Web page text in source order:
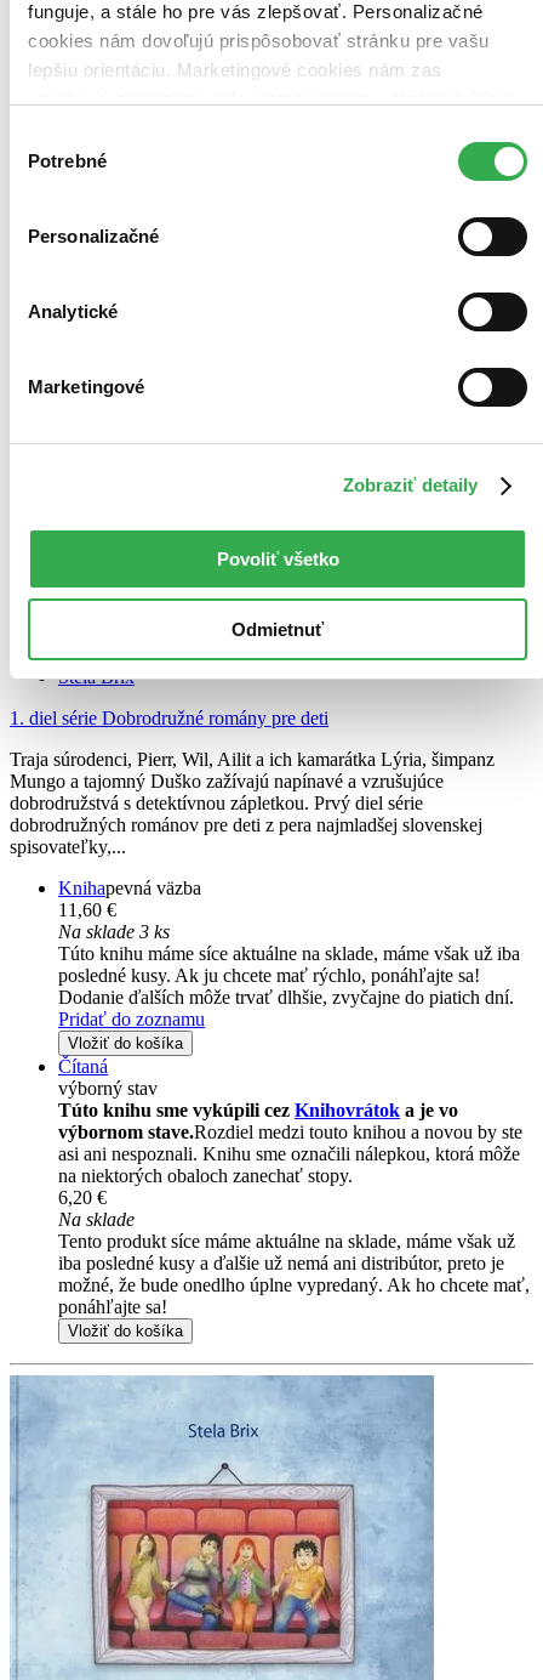
funguje, a stále ho pre vás zlepšovať. Personalizačné
cookies nám dovoľujú prispôsobovať stránku pre vašu
lepšiu orientáciu. Marketingové cookies nám zas
keby sme mohli používať všetky tieto cookies. Ďakujeme!
súhlasu
Potrebné
Personalizačné
Analytické
Marketingové
Zobraziť detaily
Povoliť všetko
Odmietnuť
ponáhľajte sa!
Vložiť do košíka
Stela Brix
1. diel série Dobrodružné romány pre deti
Traja súrodenci, Pierr, Wil, Ailit a ich kamarátka Lýria, šimpanz
Mungo a tajomný Duško zažívajú napínavé a vzrušujúce
dobrodružstvá s detektívnou zápletkou. Prvý diel série
dobrodružných románov pre deti z pera najmladšej slovenskej
spisovateľky,...
Knihapevná väzba
11,60 €
Na sklade 3 ks
Túto knihu máme síce aktuálne na sklade, máme však už iba
posledné kusy. Ak ju chcete mať rýchlo, ponáhľajte sa!
Dodanie ďalších môže trvať dlhšie, zvyčajne do piatich dní.
Pridať do zoznamu
Vložiť do košíka
Čítaná
výborný stav
Túto knihu sme vykúpili cez Knihovrátok a je vo
výbornom stave.Rozdiel medzi touto knihou a novou by ste
asi ani nespoznali. Knihu sme označili nálepkou, ktorá môže
na niektorých obaloch zanechať stopy.
6,20 €
Na sklade
Tento produkt síce máme aktuálne na sklade, máme však už
iba posledné kusy a ďalšie už nemá ani distribútor, preto je
možné, že bude onedlho úplne vypredaný. Ak ho chcete mať,
ponáhľajte sa!
Vložiť do košíka